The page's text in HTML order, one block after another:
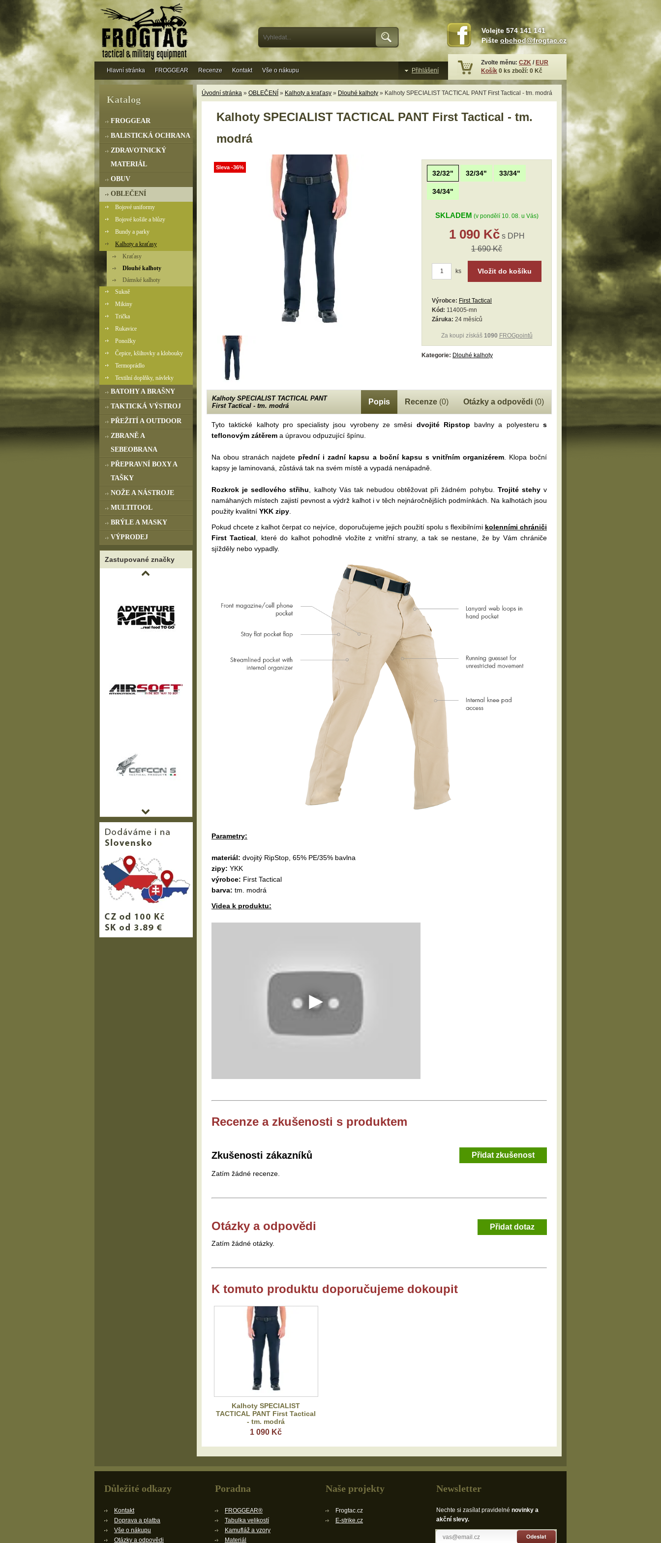
Úvodní stránka » OBLEČENÍ » Kalhoty a kraťasy » Dlouhé kalhoty » Kalhoty SPECIALIST TACTICAL PANT First Tactical - tm. modrá
Kalhoty SPECIALIST TACTICAL PANT First Tactical - tm.
modrá
Sleva -36%
32/32" 32/34" 33/34"
34/34"
SKLADEM (v pondělí 10. 08. u Vás)
1 090 Kčs DPH
1 690 Kč
ks Vložit do košíku
Výrobce: First Tactical
Kód: 114005-mn
Záruka: 24 měsíců
Za koupi získáš 1090 FROGpointů
Kategorie: Dlouhé kalhoty
Kalhoty SPECIALIST TACTICAL PANT
First Tactical - tm. modrá
Popis Recenze(0) Otázky a odpovědi(0)
Tyto taktické kalhoty pro specialisty jsou vyrobeny ze směsi dvojité Ripstop bavlny a polyesterus
teflonovým zátěrem a úpravou odpuzující špínu.
Na obou stranách najdete přední i zadní kapsu a boční kapsu s vnitřním organizérem. Klopa boční
kapsy je laminovaná, zůstává tak na svém místě a vypadá nenápadně.
Rozkrok je sedlového střihu , kalhoty Vás tak nebudou obtěžovat při žádném pohybu. Trojité stehyv
namáhaných místech zajistí pevnost a výdrž kalhot i v těch nejnáročnějších podmínkách. Na kalhotách jsou
použity kvalitní YKK zipy
Pokud chcete z kalhot čerpat co nejvíce, doporučujeme jejich použití spolu s flexibilními kolenními chrániči
First Tactical , které do kalhot pohodlně vložíte z vnitřní strany, a tak se nestane, že by Vám chrániče
sjížděly nebo vypadly.
Parametry:
materiál: dvojitý RipStop, 65% PE/35% bavlna
zipy: YKK
výrobce: First Tactical
barva: tm. modrá
Videa k produktu:
Recenze a zkušenosti s produktem
Přidat zkušenost
Zkušenosti zákazníků
Zatím žádné recenze.
Přidat dotaz
Otázky a odpovědi
Zatím žádné otázky.
K tomuto produktu doporučujeme dokoupit
Kalhoty SPECIALIST
TACTICAL PANT First Tactical
- tm. modrá
1 090 Kč
Katalog
FROGGEAR
BALISTICKÁ OCHRANA
ZDRAVOTNICKÝ
MATERIÁL
OBUV
OBLEČENÍ
Bojové uniformy
Bojové košile a blůzy
Bundy a parky
Kalhoty a kraťasy
Kraťasy
Dlouhé kalhoty
Dámské kalhoty
Sukně
Mikiny
Trička
Rukavice
Ponožky
Čepice, kšiltovky a klobouky
Termoprádlo
Textilní doplňky, návleky
BATOHY A BRAŠNY
TAKTICKÁ VÝSTROJ
PŘEŽITÍ A OUTDOOR
ZBRANĚ A
SEBEOBRANA
PŘEPRAVNÍ BOXY A
TAŠKY
NOŽE A NÁSTROJE
MULTITOOL
BRÝLE A MASKY
VÝPRODEJ
Zastupované značky
Hlavní stránka FROGGEAR Recenze Kontakt Vše o nákupu Přihlášení
Volejte 574 141 141
Pište obchod@frogtac.cz
Zvolte měnu: CZK / EUR
Košík 0 ks zboží: 0 Kč
Důležité odkazy
Kontakt
Doprava a platba
Vše o nákupu
Otázky a odpovědi
Poradna
FROGGEAR®
Tabulka velikostí
Kamufláž a vzory
Materiál
Naše projekty
Frogtac.cz
E-strike.cz
Newsletter
Nechte si zasílat pravidelné novinky a
akční slevy.